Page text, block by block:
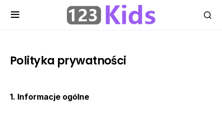
Polityka prywatności
1. Informacje ogólne